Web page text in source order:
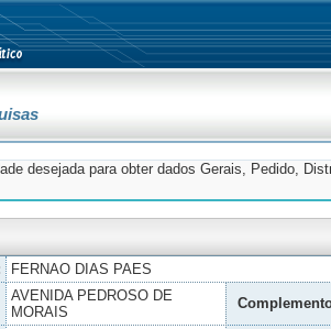
desejada para obter dados Gerais, Pedido,
FERNAO DIAS PAES
AVENIDA PEDROSO DE
MORAIS